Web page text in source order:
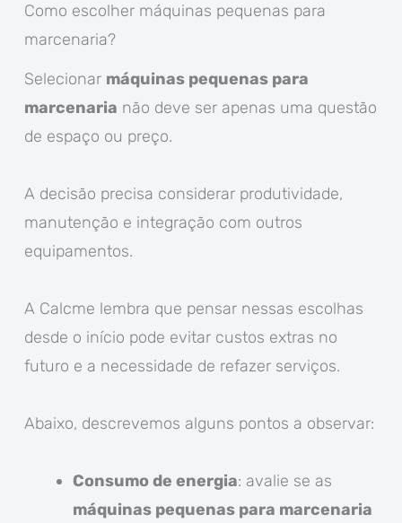
Como escolher máquinas pequenas para
marcenaria?
Selecionar máquinas pequenas para
marcenaria não deve ser apenas uma questão
de espaço ou preço.
A decisão precisa considerar produtividade,
manutenção e integração com outros
equipamentos.
A Calcme lembra que pensar nessas escolhas
desde o início pode evitar custos extras no
futuro e a necessidade de refazer serviços.
Abaixo, descrevemos alguns pontos a observar:
Consumo de energia: avalie se as
máquinas pequenas para marcenaria